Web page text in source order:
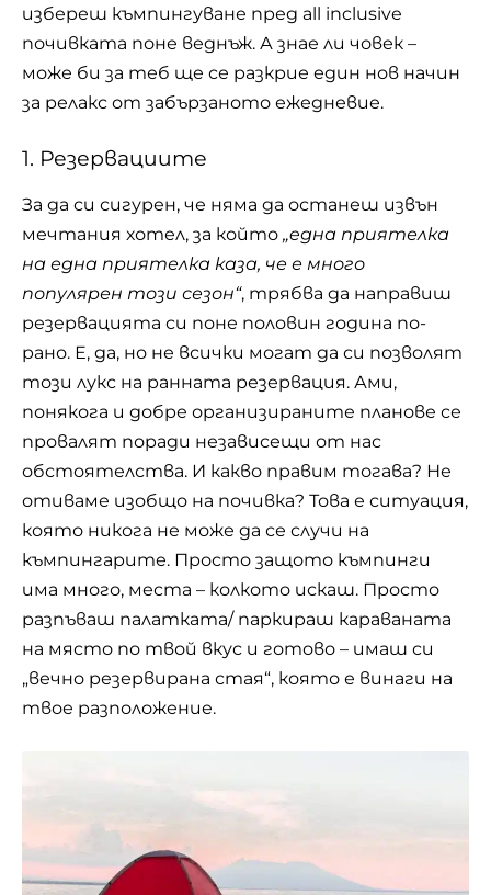
избереш къмпингуване пред all inclusive
почивката поне веднъж. А знае ли човек –
може би за теб ще се разкрие един нов начин
за релакс от забързаното ежедневие.
1. Резервациите
За да си сигурен, че няма да останеш извън
мечтания хотел, за който „eдна приятелка
на една приятелка каза, че е много
популярен този сезон“, трябва да направиш
резервацията си поне половин година по-
рано. Е, да, но не всички могат да си позволят
този лукс на ранната резервация. Ами,
понякога и добре организираните планове се
провалят поради независещи от нас
обстоятелства. И какво правим тогава? Не
отиваме изобщо на почивка? Това е ситуация,
която никога не може да се случи на
къмпингарите. Просто защото къмпинги
има много, места – колкото искаш. Просто
разпъваш палатката/ паркираш караваната
на място по твой вкус и готово – имаш си
„вечно резервирана стая“, която е винаги на
твое разположение.